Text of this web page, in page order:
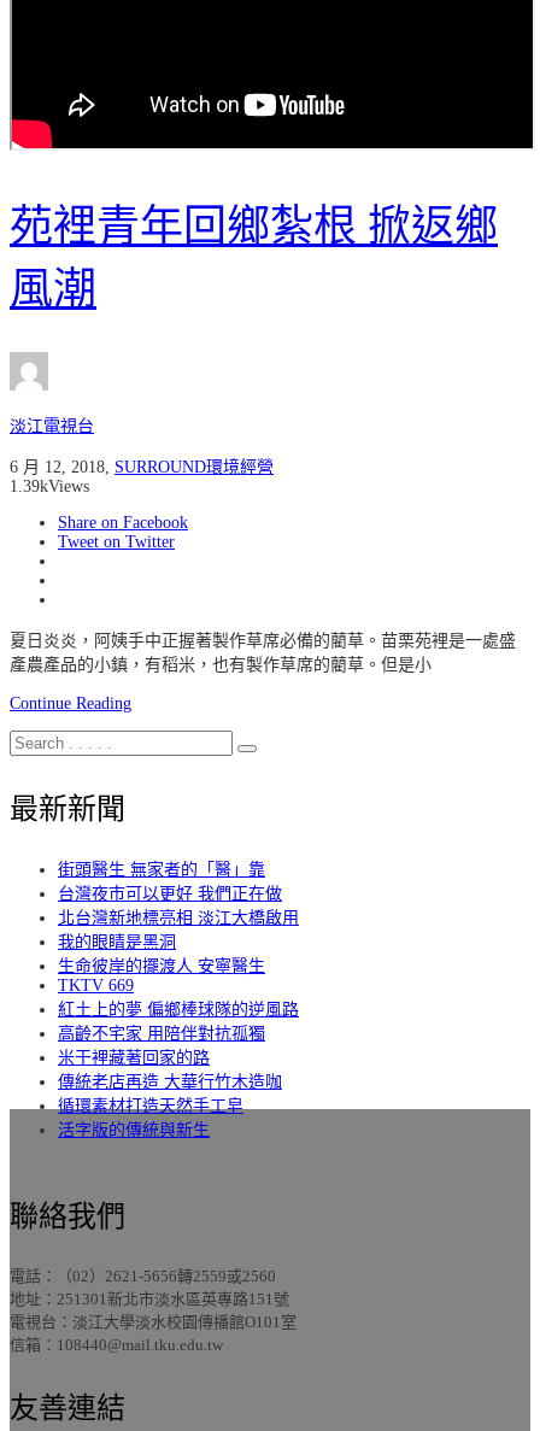
苑裡青年回鄉紮根 掀返鄉
風潮
淡江電視台
6 月 12, 2018, SURROUND環境經營
1.39kViews
Share on Facebook
Tweet on Twitter
夏日炎炎，阿姨手中正握著製作草席必備的藺草。苗栗苑裡是一處盛
產農產品的小鎮，有稻米，也有製作草席的藺草。但是小
Continue Reading
最新新聞
街頭醫生 無家者的「醫」靠
台灣夜市可以更好 我們正在做
北台灣新地標亮相 淡江大橋啟用
我的眼睛是黑洞
生命彼岸的擺渡人 安寧醫生
TKTV 669
紅土上的夢 偏鄉棒球隊的逆風路
高齡不宅家 用陪伴對抗孤獨
米干裡藏著回家的路
傳統老店再造 大華行竹木造咖
循環素材打造天然手工皂
活字版的傳統與新生
聯絡我們
電話：（02）2621-5656轉2559或2560
地址：251301新北市淡水區英專路151號
電視台：淡江大學淡水校園傳播館O101室
信箱：108440@mail.tku.edu.tw
友善連結